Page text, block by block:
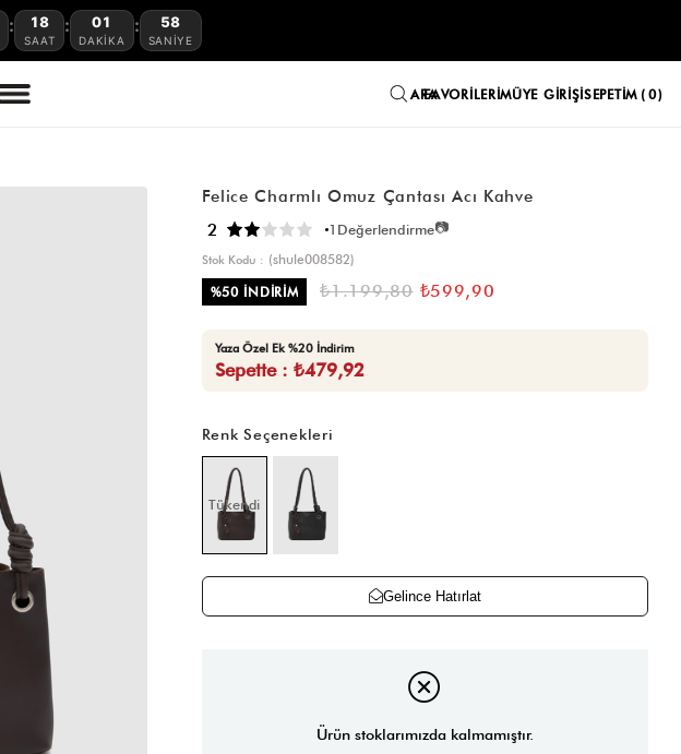
: 18
SAAT
: 01
DAKIKA
: 57
SANIYE
FAVORILERIMÜYE GIRIŞISEPETIM 0
Felice Charmlı Omuz Çantası Acı Kahve
2 1 Değerlendirme📷
Stok Kodu
(shule008582)
%50İNDIRIM ₺1.199,80 ₺599,90
Yaza Özel Ek %20 İndirim
Sepette : ₺479,92
Renk Seçenekleri
Tükendi
Gelince Hatırlat
Ürün stoklarımızda kalmamıştır.